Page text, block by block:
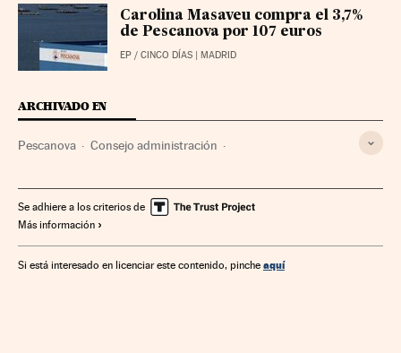
Carolina Masaveu compra el 3,7%
de Pescanova por 107 euros
EP / CINCO DÍAS | MADRID
ARCHIVADO EN
Pescanova Consejo administración
Refinanciación deuda empresas Suspensión pagos
Se adhiere a los criterios de
Más información
Si está interesado en licenciar este contenido, pinche aquí